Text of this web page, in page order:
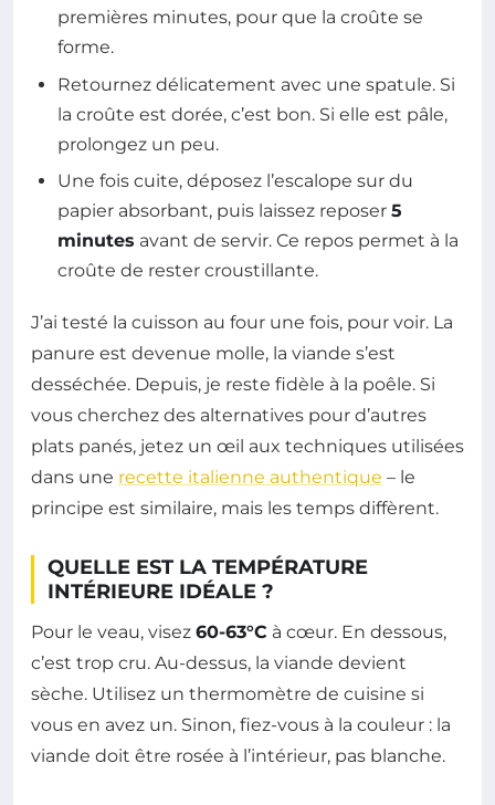
premières minutes, pour que la croûte se
forme.
Retournez délicatement avec une spatule. Si
la croûte est dorée, c’est bon. Si elle est pâle,
prolongez un peu.
Une fois cuite, déposez l’escalope sur du
papier absorbant, puis laissez reposer 5
minutes avant de servir. Ce repos permet à la
croûte de rester croustillante.
J’ai testé la cuisson au four une fois, pour voir. La
panure est devenue molle, la viande s’est
desséchée. Depuis, je reste fidèle à la poêle. Si
vous cherchez des alternatives pour d’autres
plats panés, jetez un œil aux techniques utilisées
dans une recette italienne authentique – le
principe est similaire, mais les temps diffèrent.
QUELLE EST LA TEMPÉRATURE
INTÉRIEURE IDÉALE ?
Pour le veau, visez 60-63°C à cœur. En dessous,
c’est trop cru. Au-dessus, la viande devient
sèche. Utilisez un thermomètre de cuisine si
vous en avez un. Sinon, fiez-vous à la couleur : la
viande doit être rosée à l’intérieur, pas blanche.